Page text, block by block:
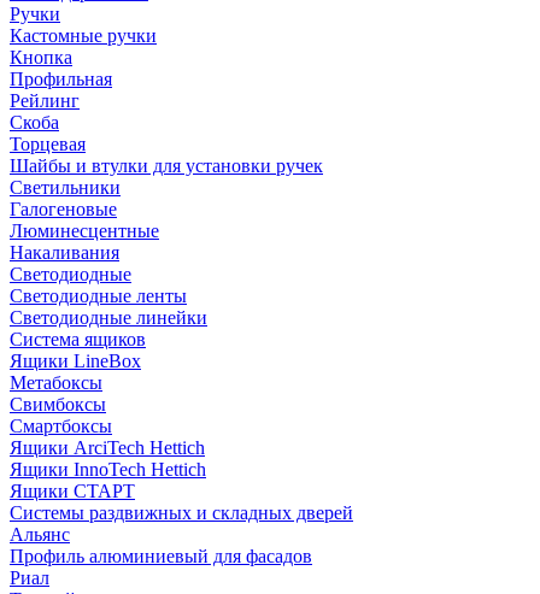
Ручки
Кастомные ручки
Кнопка
Профильная
Рейлинг
Скоба
Торцевая
Шайбы и втулки для установки ручек
Светильники
Галогеновые
Люминесцентные
Накаливания
Светодиодные
Светодиодные ленты
Светодиодные линейки
Система ящиков
Ящики LineBox
Метабоксы
Свимбоксы
Смартбоксы
Ящики ArciTech Hettich
Ящики InnoTech Hettich
Ящики СТАРТ
Системы раздвижных и складных дверей
Альянс
Профиль алюминиевый для фасадов
Риал